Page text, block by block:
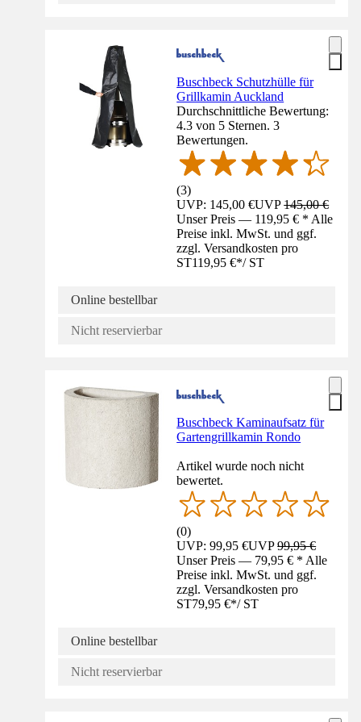
Buschbeck Schutzhülle für
Grillkamin Auckland
Durchschnittliche Bewertung:
4.3 von 5 Sternen. 3
Bewertungen.
(3)
UVP: 145,00 €UVP145,00 €
Unser Preis — 119,95 € * Alle
Preise inkl. MwSt. und ggf.
zzgl. Versandkosten pro
ST119,95 €*/ ST
Online bestellbar
Nicht reservierbar
Buschbeck Kaminaufsatz für
Gartengrillkamin Rondo
Artikel wurde noch nicht
bewertet.
(0)
UVP: 99,95 €UVP99,95 €
Unser Preis — 79,95 € * Alle
Preise inkl. MwSt. und ggf.
zzgl. Versandkosten pro
ST79,95 €*/ ST
Online bestellbar
Nicht reservierbar